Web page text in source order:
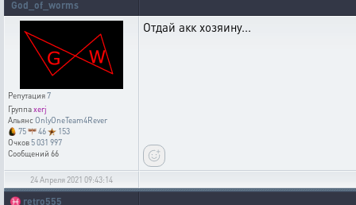
God_of_worms
Репутация7
Группаxerj
АльянсOnlyOneTeam4Rever
75
46
153
Очков 5 031 997
Сообщений 66
Отдай акк хозяину...
24 Апреля 2021 09:43:14
♓ retro555